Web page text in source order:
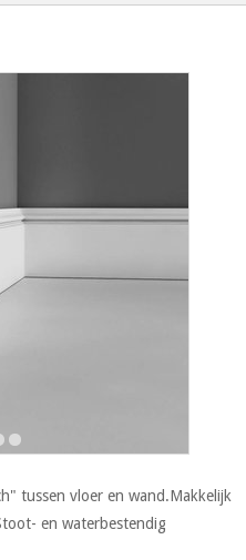
tussen vloer en wand.Makkelijk
en waterbestendig